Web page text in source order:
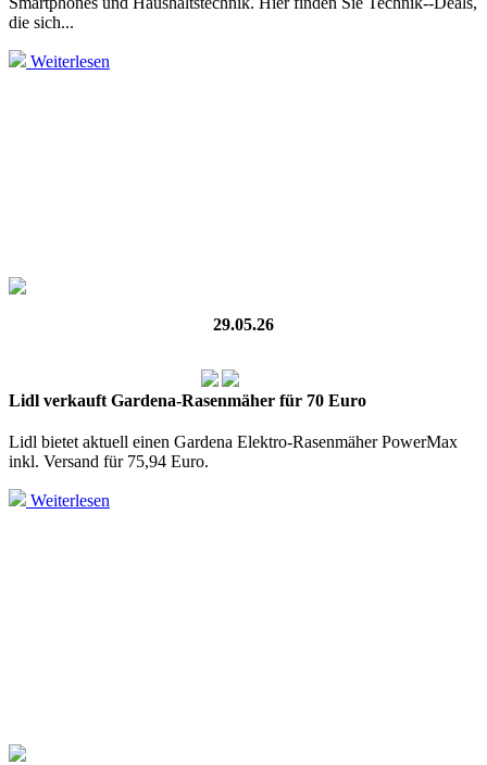
die sich...
Weiterlesen
29.05.26
Lidl verkauft Gardena-Rasenmäher für 70 Euro
Lidl bietet aktuell einen Gardena Elektro-Rasenmäher PowerMax
inkl. Versand für 75,94 Euro.
Weiterlesen